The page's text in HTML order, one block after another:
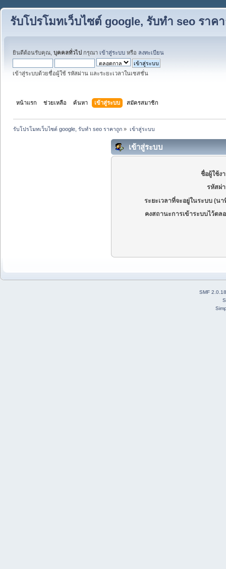
รับโปรโมทเว็บไซต์ google, รับทำ seo ราค
ยินดีต้อนรับคุณ, บุคคลทั่วไป กรุณา เข้าสู่ระบบ หรือ ลงทะเบียน
เข้าสู่ระบบด้วยชื่อผู้ใช้ รหัสผ่าน และระยะเวลาในเซสชั่น
หน้าแรก ช่วยเหลือ ค้นหา เข้าสู่ระบบ สมัครสมาชิก
รับโปรโมทเว็บไซต์ google, รับทำ seo ราคาถูก » เข้าสู่ระบบ
เข้าสู่ระบบ
ชื่อผู้ใช้ง
รหัสผ่
ระยะเวลาที่จะอยู่ในระบบ (นา
คงสถานะการเข้าระบบไว้ตล
SMF 2.0.18